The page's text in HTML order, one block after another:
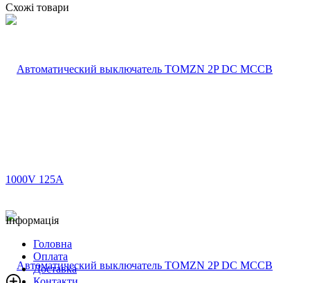
Схожі товари
Інформація
Головна
Оплата
Доставка